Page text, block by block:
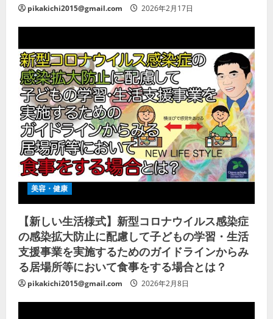
pikakichi2015@gmail.com 2026年2月17日
美容・健康
【新しい生活様式】新型コロナウイルス感染症
の感染拡大防止に配慮して子どもの学習・生活
支援事業を実施するためのガイドラインからみ
る居場所等において食事をする場合とは？
pikakichi2015@gmail.com 2026年2月8日